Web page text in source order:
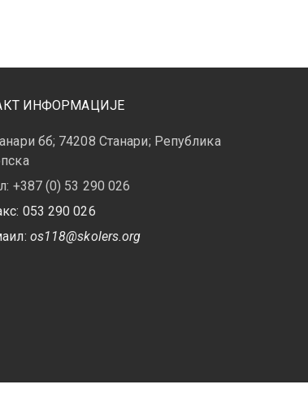
ИНФОРМАЦИЈЕ
бб; 74208 Станари; Република
+387 (0) 53 290 026
053 290 026
os118@skolers.org